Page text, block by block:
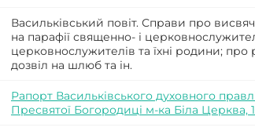
Васильківський повіт. Справи про
на парафії священно- і
церковнослужителів та їхні родини; про
дозвіл на шлюб та ін.
Рапорт Васильківського духовного
Пресвятої Богородиці м-ка Біла Церква,